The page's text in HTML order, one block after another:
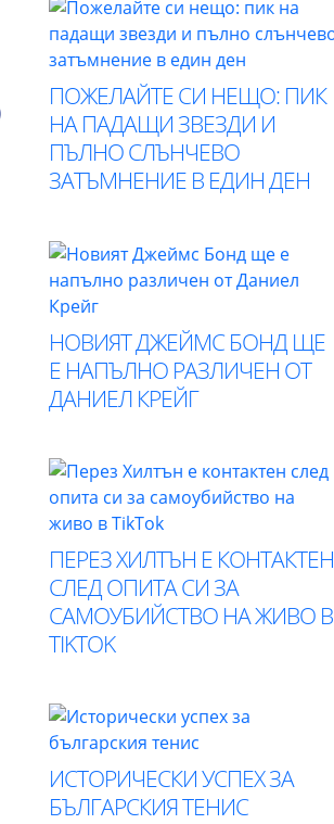
ПОЖЕЛАЙТЕ СИ НЕЩО: ПИК
НА ПАДАЩИ ЗВЕЗДИ И
ПЪЛНО СЛЪНЧЕВО
ЗАТЪМНЕНИЕ В ЕДИН ДЕН
НОВИЯТ ДЖЕЙМС БОНД ЩЕ
Е НАПЪЛНО РАЗЛИЧЕН ОТ
ДАНИЕЛ КРЕЙГ
ПЕРЕЗ ХИЛТЪН Е КОНТАКТЕН
СЛЕД ОПИТА СИ ЗА
САМОУБИЙСТВО НА ЖИВО В
TIKTOK
ИСТОРИЧЕСКИ УСПЕХ ЗА
БЪЛГАРСКИЯ ТЕНИС